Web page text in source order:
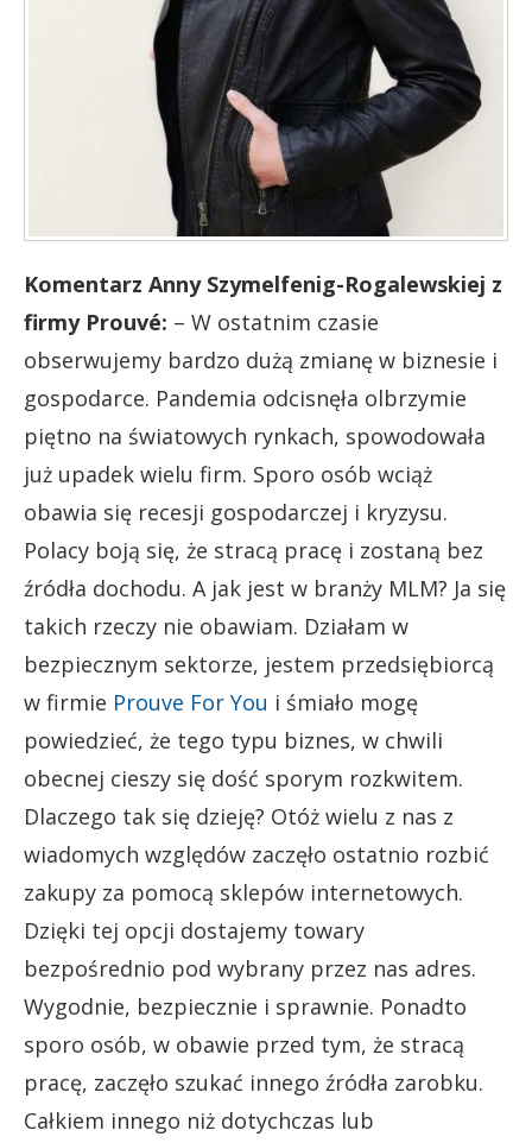
Komentarz Anny Szymelfenig-Rogalewskiej z
firmy Prouvé: – W ostatnim czasie
obserwujemy bardzo dużą zmianę w biznesie i
gospodarce. Pandemia odcisnęła olbrzymie
piętno na światowych rynkach, spowodowała
już upadek wielu firm. Sporo osób wciąż
obawia się recesji gospodarczej i kryzysu.
Polacy boją się, że stracą pracę i zostaną bez
źródła dochodu. A jak jest w branży MLM? Ja się
takich rzeczy nie obawiam. Działam w
bezpiecznym sektorze, jestem przedsiębiorcą
w firmie Prouve For You i śmiało mogę
powiedzieć, że tego typu biznes, w chwili
obecnej cieszy się dość sporym rozkwitem.
Dlaczego tak się dzieję? Otóż wielu z nas z
wiadomych względów zaczęło ostatnio rozbić
zakupy za pomocą sklepów internetowych.
Dzięki tej opcji dostajemy towary
bezpośrednio pod wybrany przez nas adres.
Wygodnie, bezpiecznie i sprawnie. Ponadto
sporo osób, w obawie przed tym, że stracą
pracę, zaczęło szukać innego źródła zarobku.
Całkiem innego niż dotychczas lub